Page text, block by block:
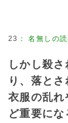
23 ：名無しの
しかし殺
り、落と
衣服の乱
ど重要に